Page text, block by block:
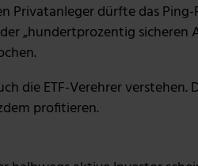
Privatanleger dürfte das
„hundertprozentig sicheren
die ETF-Verehrer verstehen.
profitieren.